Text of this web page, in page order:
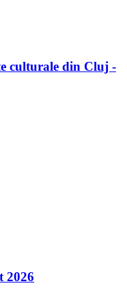
culturale din Cluj -
2026